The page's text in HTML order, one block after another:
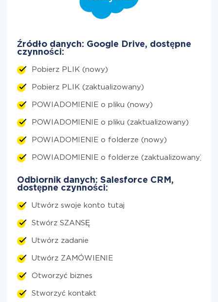
Źródło danych: Google Drive, dostępne
czynności:
Pobierz PLIK (nowy)
Pobierz PLIK (zaktualizowany)
POWIADOMIENIE o pliku (nowy)
POWIADOMIENIE o pliku (zaktualizowany)
POWIADOMIENIE o folderze (nowy)
POWIADOMIENIE o folderze (zaktualizowany)
Odbiornik danych: Salesforce CRM,
dostępne czynności:
Utwórz swoje konto tutaj
Stwórz SZANSĘ
Utwórz zadanie
Utwórz ZAMÓWIENIE
Otworzyć biznes
Stworzyć kontakt